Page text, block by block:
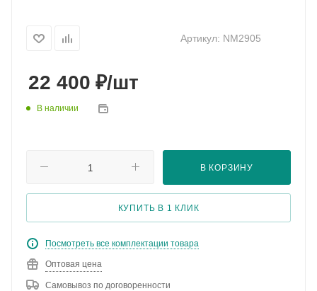
Артикул: NM2905
22 400 ₽/шт
В наличии
В КОРЗИНУ
КУПИТЬ В 1 КЛИК
Посмотреть все комплектации товара
Оптовая цена
Самовывоз по договоренности